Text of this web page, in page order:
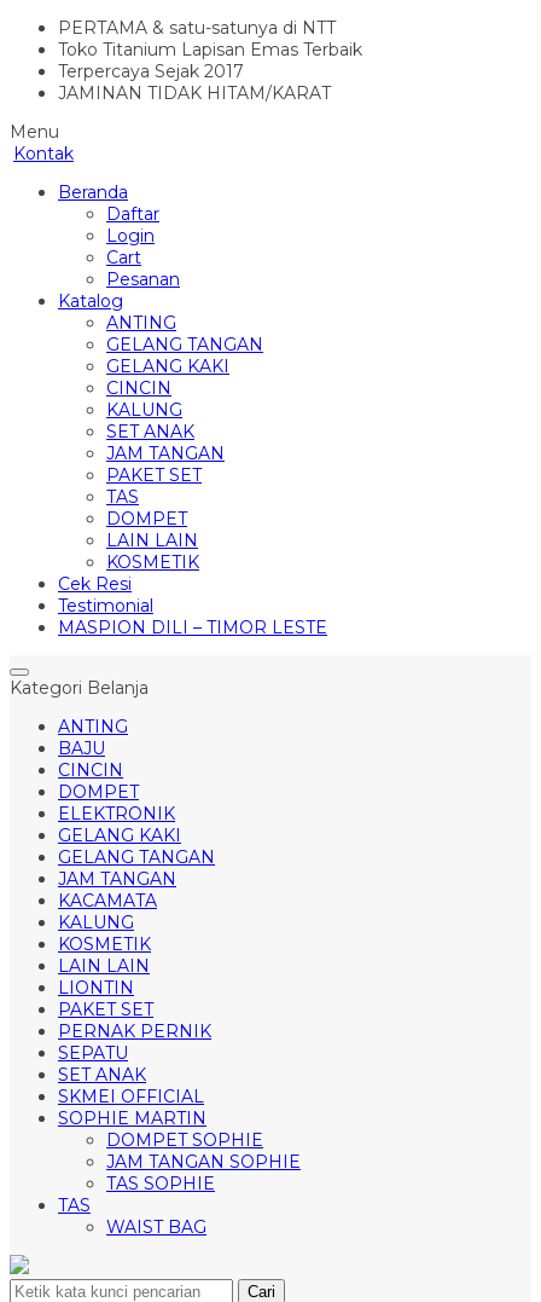
PERTAMA & satu-satunya di NTT
Toko Titanium Lapisan Emas Terbaik
Terpercaya Sejak 2017
JAMINAN TIDAK HITAM/KARAT
Menu
Kontak
Beranda
Daftar
Login
Cart
Pesanan
Katalog
ANTING
GELANG TANGAN
GELANG KAKI
CINCIN
KALUNG
SET ANAK
JAM TANGAN
PAKET SET
TAS
DOMPET
LAIN LAIN
KOSMETIK
Cek Resi
Testimonial
MASPION DILI – TIMOR LESTE
Kategori Belanja
ANTING
BAJU
CINCIN
DOMPET
ELEKTRONIK
GELANG KAKI
GELANG TANGAN
JAM TANGAN
KACAMATA
KALUNG
KOSMETIK
LAIN LAIN
LIONTIN
PAKET SET
PERNAK PERNIK
SEPATU
SET ANAK
SKMEI OFFICIAL
SOPHIE MARTIN
DOMPET SOPHIE
JAM TANGAN SOPHIE
TAS SOPHIE
TAS
WAIST BAG
Cari